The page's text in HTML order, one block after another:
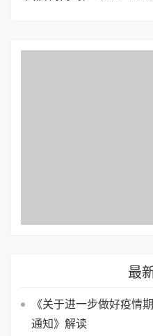
最
《关于进一步做好疫情
通知》解读